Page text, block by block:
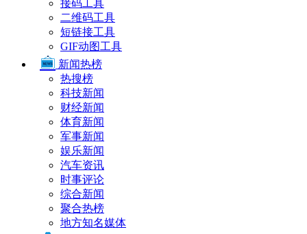
接码工具
二维码工具
短链接工具
GIF动图工具
新闻热榜
热搜榜
科技新闻
财经新闻
体育新闻
军事新闻
娱乐新闻
汽车资讯
时事评论
综合新闻
聚合热榜
地方知名媒体